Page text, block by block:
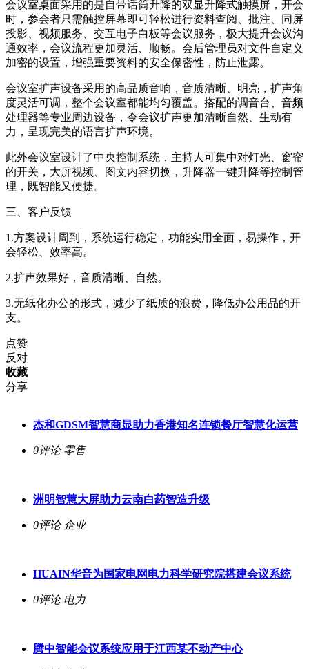
会议室桌面采用的是自带话筒升降的双显升降式触摸屏，开会
时，参会者只需触控屏幕即可轻松进行资料查阅、批注、同屏
投影、视频服务、交互电子白板等会议服务，极大提升会议沟
通效率，会议流程更加灵活、顺畅。会后管理员对文件自定义
加密的设置，增强重要资料的安全保密性，防止泄露。
会议室扩声设备采用的高品质音响，音质清晰、明亮，扩声角
度灵活可调，整个会议室都能均匀覆盖。搭配的调音台、音频
处理器等专业周边设备，令会议扩声更加清晰自然、生动有
力，呈现完美的语言扩声环境。
此外会议室设计了中央控制系统，主持人可集中对灯光、窗帘
的开关，大屏视频、图文内容切换，升降器一键升降等控制管
理，既智能又便捷。
三、客户反馈
1.方案设计周到，系统运行稳定，功能实用全面，易操作，开
会轻松、效率高。
2.扩声效果好，音质清晰、自然。
3.无纸化办公的形式，减少了纸质的浪费，降低办公用品的开
支。
点赞
反对
收藏
分享
杰和GDSM智慧商显助力香港知名连锁餐厅智慧化运营
0评论零售
洲明智慧大屏助力云南白药智造升级
0评论企业
HUAIN华音为国家电网电力科学研究院搭建会议系统
0评论电力
腾中智能会议系统应用于江西某不动产中心